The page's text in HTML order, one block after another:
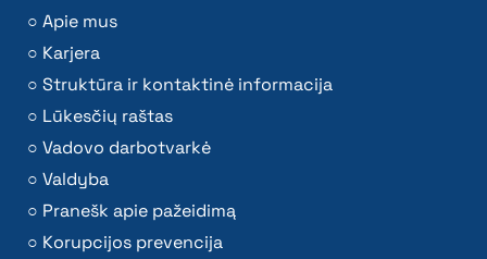
Apie mus
Karjera
Struktūra ir kontaktinė informacija
Lūkesčių raštas
Vadovo darbotvarkė
Valdyba
Pranešk apie pažeidimą
Korupcijos prevencija